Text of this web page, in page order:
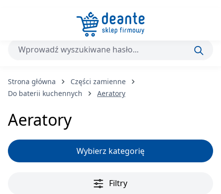
Przejdź do głównej zawartości
Strona główna
Części zamienne
Do baterii kuchennych
Aeratory
Aeratory
Wybierz kategorię
Filtry